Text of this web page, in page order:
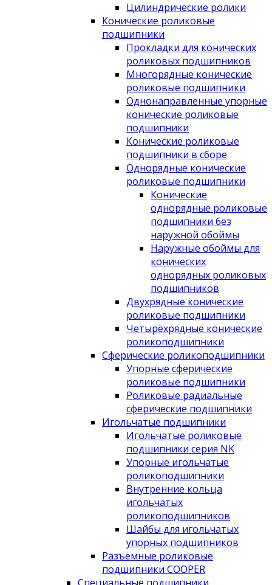
Цилиндрические ролики
Конические роликовые
подшипники
Прокладки для конических
роликовых подшипников
Многорядные конические
роликовые подшипники
Однонаправленные упорные
конические роликовые
подшипники
Конические роликовые
подшипники в сборе
Однорядные конические
роликовые подшипники
Конические
однорядные роликовые
подшипники без
наружной обоймы
Наружные обоймы для
конических
однорядных роликовых
подшипников
Двухрядные конические
роликовые подшипники
Четырёхрядные конические
роликоподшипники
Сферические роликоподшипники
Упорные сферические
роликовые подшипники
Роликовые радиальные
сферические подшипники
Игольчатые подшипники
Игольчатые роликовые
подшипники серия NK
Упорные игольчатые
роликоподшипники
Внутренние кольца
игольчатых
роликоподшипников
Шайбы для игольчатых
упорных подшипников
Разъемные роликовые
подшипники COOPER